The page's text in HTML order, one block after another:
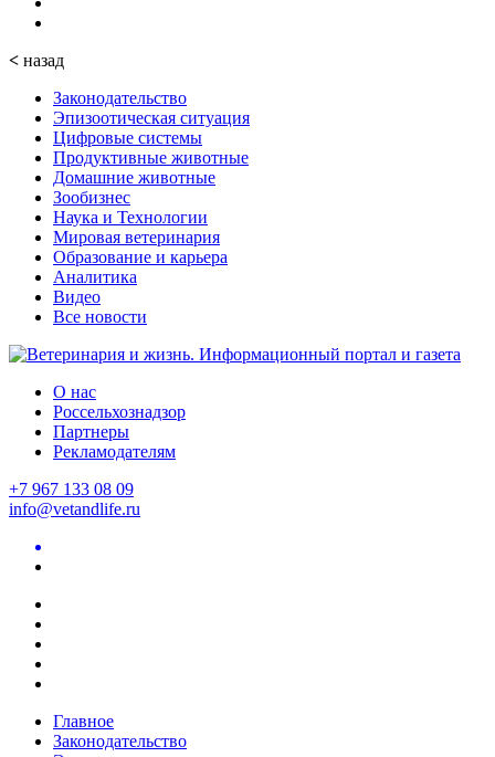
< назад
Законодательство
Эпизоотическая ситуация
Цифровые системы
Продуктивные животные
Домашние животные
Зообизнес
Наука и Технологии
Мировая ветеринария
Образование и карьера
Аналитика
Видео
Все новости
О нас
Россельхознадзор
Партнеры
Рекламодателям
+7 967 133 08 09
info@vetandlife.ru
Главное
Законодательство